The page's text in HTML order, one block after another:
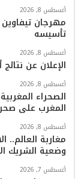
أغسطس 8, 2026
تأسيسه
أغسطس 8, 2026
الإعلان عن
أغسطس 8, 2026
الصحراء
المغرب على
أغسطس 8, 2026
مغاربة العالم..
وضعية الشريك
أغسطس 7, 2026